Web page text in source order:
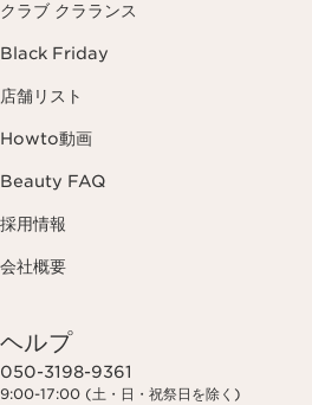
クラブ クラランス
Black Friday
店舗リスト
Howto動画
Beauty FAQ
採用情報
会社概要
ヘルプ
050-3198-9361
9:00-17:00 (土・日・祝祭日を除く)